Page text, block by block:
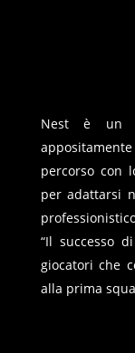
Nest è un
percorso con
per adattarsi
“Il successo
giocatori che
alla prima